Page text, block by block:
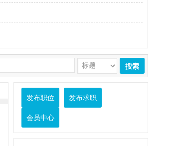
搜索
发布职位 发布求职
会员中心